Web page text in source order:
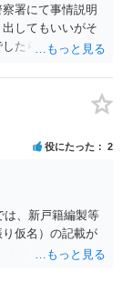
署にて事情説明
してもいいがそ
たら、あまり結
捜査をするの
らないかもしれ
ている弁護士に相
役にたった 2
は、新戸籍編製等
仮名）の記載が